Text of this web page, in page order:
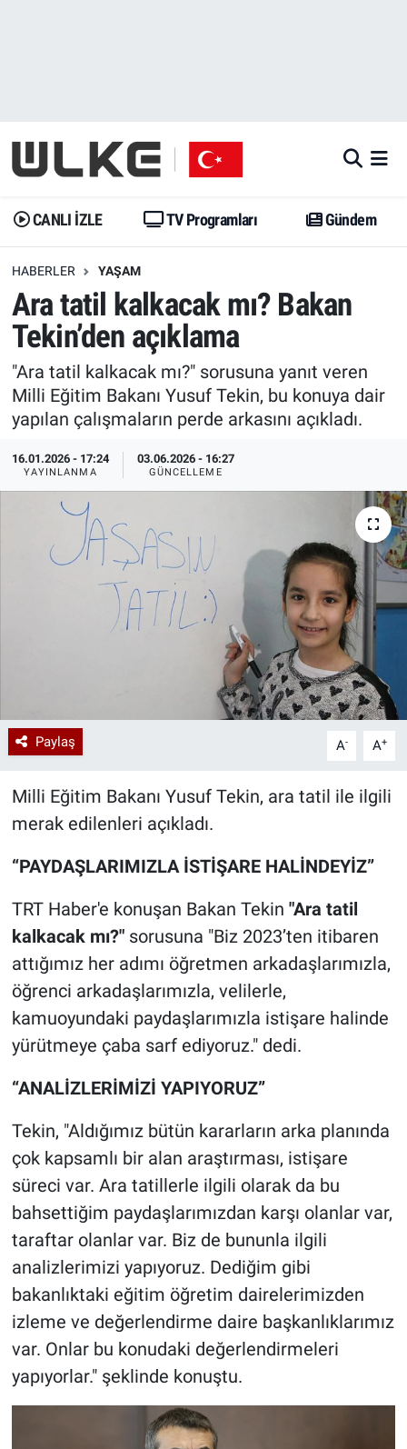
CANLI İZLE TV Programları Gündem
HABERLER YAŞAM
Ara tatil kalkacak mı? Bakan
Tekin’den açıklama
"Ara tatil kalkacak mı?" sorusuna yanıt veren
Milli Eğitim Bakanı Yusuf Tekin, bu konuya dair
yapılan çalışmaların perde arkasını açıkladı.
16.01.2026 - 17:24
YAYINLANMA
03.06.2026 - 16:27
GÜNCELLEME
Paylaş A- A+
Milli Eğitim Bakanı Yusuf Tekin, ara tatil ile ilgili
merak edilenleri açıkladı.
“PAYDAŞLARIMIZLA İSTİŞARE HALİNDEYİZ”
TRT Haber'e konuşan Bakan Tekin "Ara tatil
kalkacak mı?"sorusuna "Biz 2023’ten itibaren
attığımız her adımı öğretmen arkadaşlarımızla,
öğrenci arkadaşlarımızla, velilerle,
kamuoyundaki paydaşlarımızla istişare halinde
yürütmeye çaba sarf ediyoruz." dedi.
“ANALİZLERİMİZİ YAPIYORUZ”
Tekin, "Aldığımız bütün kararların arka planında
çok kapsamlı bir alan araştırması, istişare
süreci var. Ara tatillerle ilgili olarak da bu
bahsettiğim paydaşlarımızdan karşı olanlar var,
taraftar olanlar var. Biz de bununla ilgili
analizlerimizi yapıyoruz. Dediğim gibi
bakanlıktaki eğitim öğretim dairelerimizden
izleme ve değerlendirme daire başkanlıklarımız
var. Onlar bu konudaki değerlendirmeleri
yapıyorlar." şeklinde konuştu.
Gündem
Dünya
Erişim Bilgileri
Ekonomi
Trend
Yazarlar
Gündem
Trend
Erişim Bilgileri
Spor
Ekonomi
Medya
Özel Haberler
Erişim Bilgileri
Teknoloji
İstanbul Namaz Vakitleri
Trafik Durumu
Erişim Bilgileri
Tüm Manşetler
Son Dakika Haberleri